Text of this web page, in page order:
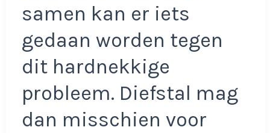
samen kan er iets
gedaan worden tegen
dit hardnekkige
probleem. Diefstal mag
dan misschien voor